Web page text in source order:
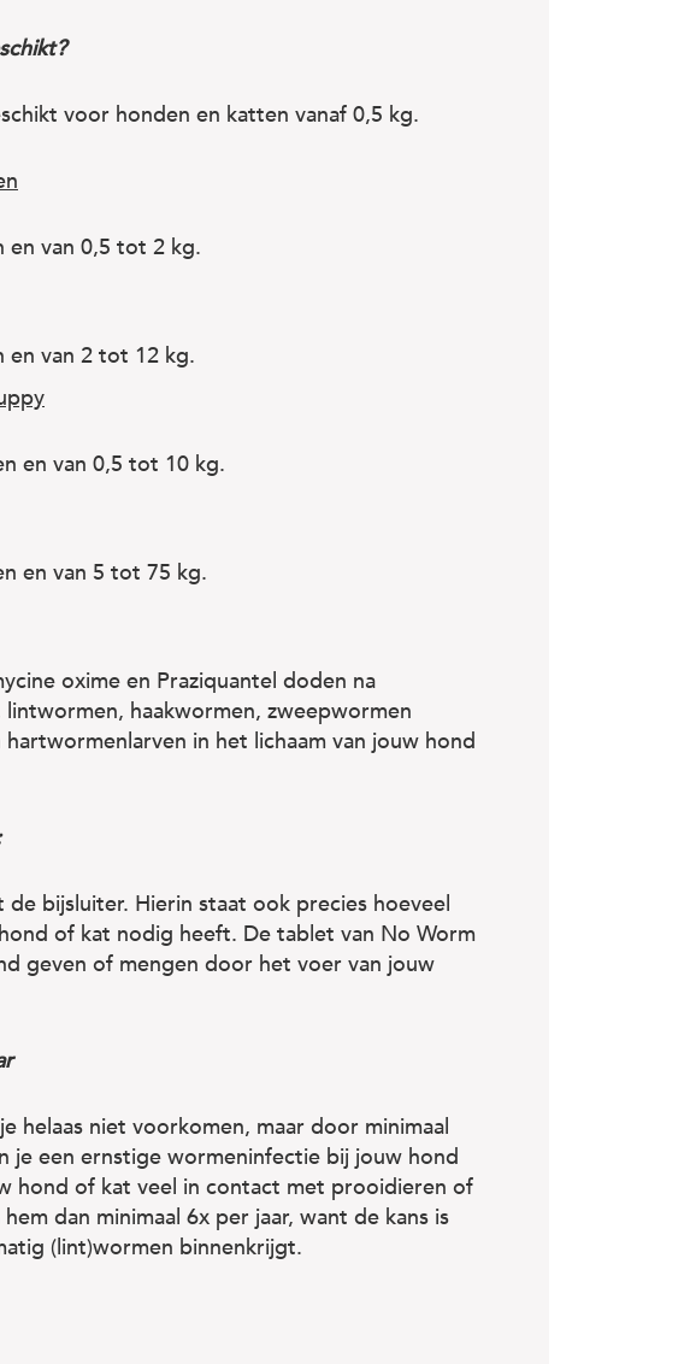
voor honden en katten vanaf 0,5 kg.
en van 0,5 tot 2 kg.
en van 2 tot 12 kg.
en van 0,5 tot 10 kg.
en van 5 tot 75 kg.
oxime en Praziquantel doden na
haakwormen, zweepwormen
in het lichaam van jouw hond
bijsluiter. Hierin staat ook precies hoeveel
of kat nodig heeft. De tablet van No Worm
geven of mengen door het voer van jouw
helaas niet voorkomen, maar door minimaal
je een ernstige wormeninfectie bij jouw hond
hond of kat veel in contact met prooidieren of
dan minimaal 6x per jaar, want de kans is
(lint)wormen binnenkrijgt.